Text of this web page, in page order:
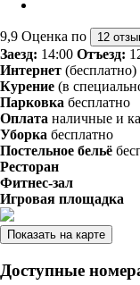
9,9 Оценка по 12
Заезд: 14:00 Отъезд:
Интернет (бесплатно)
Курение (в
Парковка бесплатно
Оплата наличные и
Уборка бесплатно
Постельное бельё
Ресторан
Фитнес-зал
Игровая площадка
Показать на карте
Доступные